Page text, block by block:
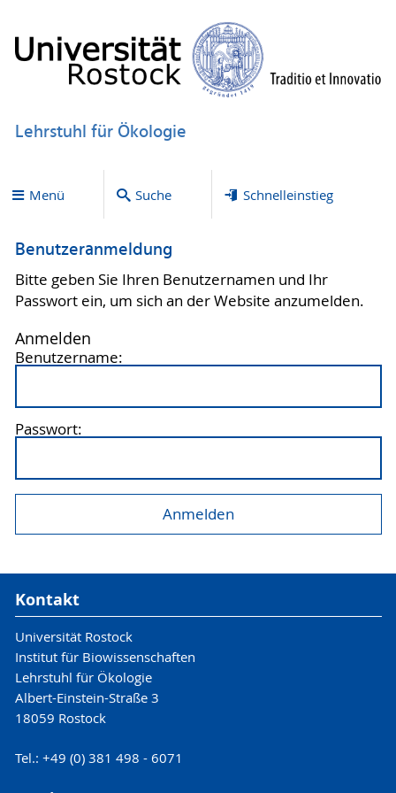
Lehrstuhl für Ökologie
Menü Suche Schnelleinstieg
Benutzeranmeldung
Bitte geben Sie Ihren Benutzernamen und Ihr
Passwort ein, um sich an der Website anzumelden.
Anmelden
Benutzername:
Passwort:
Kontakt
Universität Rostock
Institut für Biowissenschaften
Lehrstuhl für Ökologie
Albert-Einstein-Straße 3
18059 Rostock
Tel.: +49 (0) 381 498 - 6071